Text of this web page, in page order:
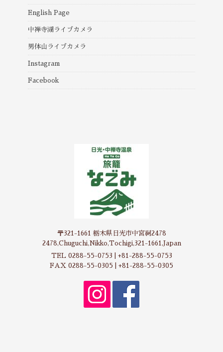
English Page
中禅寺湖ライブカメラ
男体山ライブカメラ
Instagram
Facebook
〒321-1661 栃木県日光市中宮祠2478
2478,Chuguchi,Nikko,Tochigi,321-1661,Japan
TEL 0288-55-0753 | +81-288-55-0753
FAX 0288-55-0305 | +81-288-55-0305